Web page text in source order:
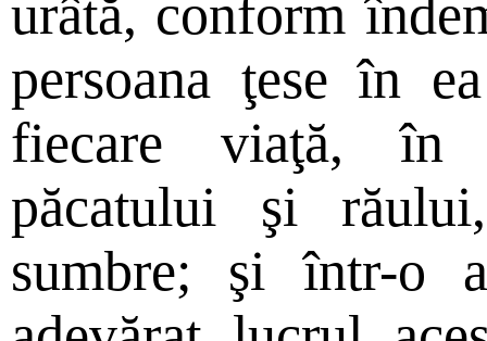
urâtă, conform
persoana ţese în
fiecare viaţă, în
păcatului şi
sumbre; şi într-o